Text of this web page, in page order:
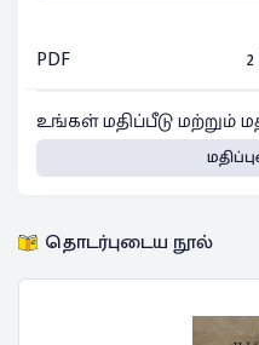
PDF
உங்கள் மதிப்பீடு மற்றும்
தொடர்புடைய நூல்